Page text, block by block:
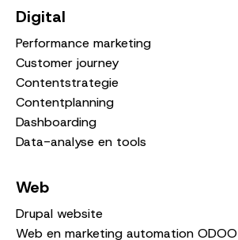
Digital
Performance marketing
Customer journey
Contentstrategie
Contentplanning
Dashboarding
Data-analyse en tools
Web
Drupal website
Web en marketing automation ODOO